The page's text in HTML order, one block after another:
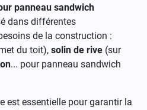
panneau sandwich
dans différentes
de la construction :
du toit), solin de rive (sur
... pour panneau sandwich
est essentielle pour garantir la